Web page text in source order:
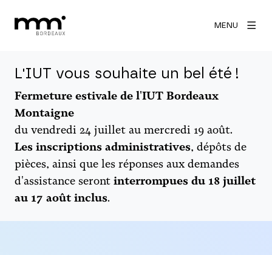
MENU
L'IUT vous souhaite un bel été !
Fermeture estivale de l'IUT Bordeaux
Montaigne
du vendredi 24 juillet au mercredi 19 août.
Les inscriptions administratives, dépôts de
pièces, ainsi que les réponses aux demandes
d'assistance seront interrompues du 18 juillet
au 17 août inclus.